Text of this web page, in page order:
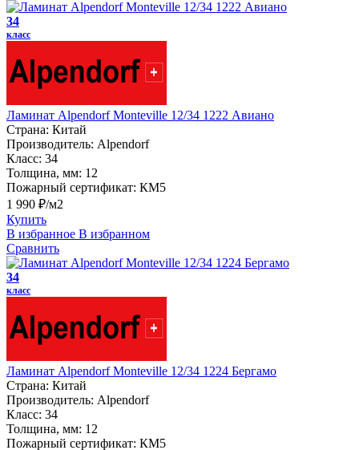
34
класс
Ламинат Alpendorf Monteville 12/34 1222 Авиано
Страна: Китай
Производитель: Alpendorf
Класс: 34
Толщина, мм: 12
Пожарный сертификат: КМ5
1 990 ₽/м2
Купить
В избранное В избранном
Сравнить
34
класс
Ламинат Alpendorf Monteville 12/34 1224 Бергамо
Страна: Китай
Производитель: Alpendorf
Класс: 34
Толщина, мм: 12
Пожарный сертификат: КМ5